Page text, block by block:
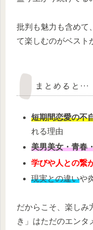
批判も魅力も含めて
て楽しむのがベスト
まとめると…
短期間恋愛の不
れる理由
美男美女・青春
学びや人との繋
現実との違いや
だからこそ、楽しみ
き」はただのエンタ